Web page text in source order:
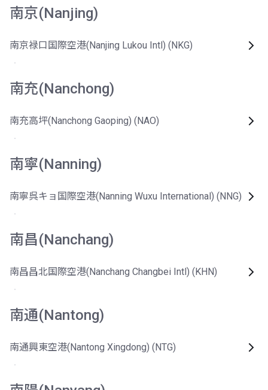
南京(Nanjing)
南京禄口国際空港(Nanjing Lukou Intl) (NKG)
南充(Nanchong)
南充高坪(Nanchong Gaoping) (NAO)
南寧(Nanning)
南寧呉キョ国際空港(Nanning Wuxu International) (NNG)
南昌(Nanchang)
南昌昌北国際空港(Nanchang Changbei Intl) (KHN)
南通(Nantong)
南通興東空港(Nantong Xingdong) (NTG)